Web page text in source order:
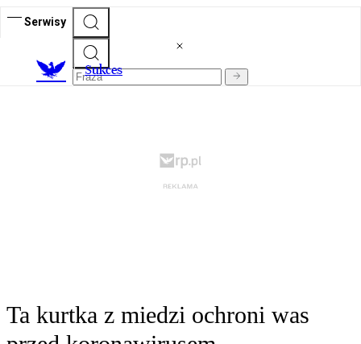
Serwisy
Sukces
Ta kurtka z miedzi ochroni was